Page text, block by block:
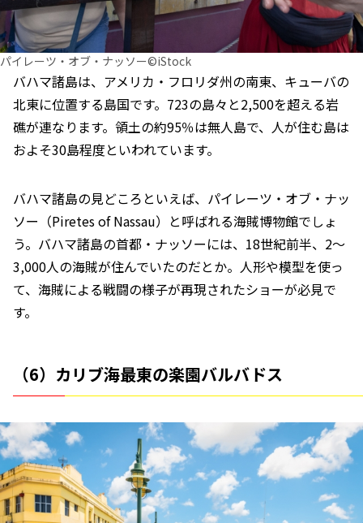
パイレーツ・オブ・ナッソー©iStock
バハマ諸島は、アメリカ・フロリダ州の南東、キューバの
北東に位置する島国です。723の島々と2,500を超える岩
礁が連なります。領土の約95％は無人島で、人が住む島は
およそ30島程度といわれています。
バハマ諸島の見どころといえば、パイレーツ・オブ・ナッ
ソー（Piretes of Nassau）と呼ばれる海賊博物館でしょ
う。バハマ諸島の首都・ナッソーには、18世紀前半、2～
3,000人の海賊が住んでいたのだとか。人形や模型を使っ
て、海賊による戦闘の様子が再現されたショーが必見で
す。
（6）カリブ海最東の楽園バルバドス